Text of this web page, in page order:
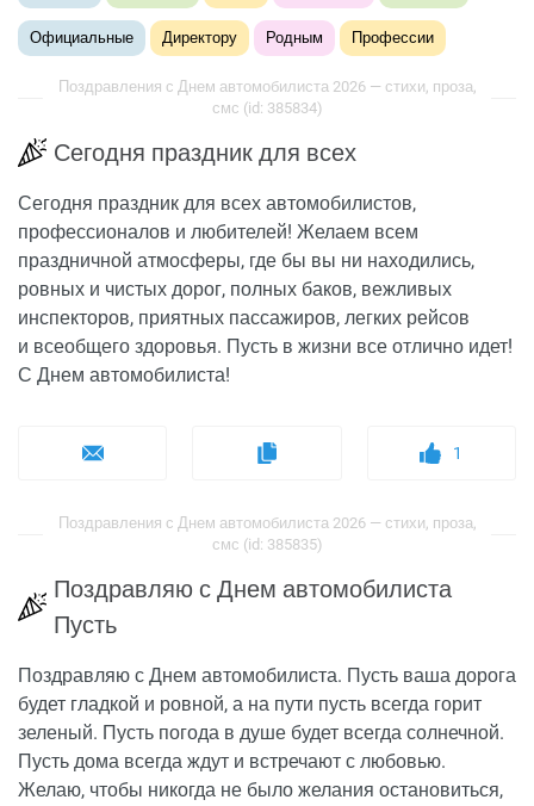
Официальные Директору Родным Профессии
Поздравления с Днем автомобилиста 2026 — стихи, проза,
смс (id: 385834)
Сегодня праздник для всех
Сегодня праздник для всех автомобилистов,
профессионалов и любителей! Желаем всем
праздничной атмосферы, где бы вы ни находились,
ровных и чистых дорог, полных баков, вежливых
инспекторов, приятных пассажиров, легких рейсов
и всеобщего здоровья. Пусть в жизни все отлично идет!
С Днем автомобилиста!
1
Поздравления с Днем автомобилиста 2026 — стихи, проза,
смс (id: 385835)
Поздравляю с Днем автомобилиста
Пусть
Поздравляю с Днем автомобилиста. Пусть ваша дорога
будет гладкой и ровной, а на пути пусть всегда горит
зеленый. Пусть погода в душе будет всегда солнечной.
Пусть дома всегда ждут и встречают с любовью.
Желаю, чтобы никогда не было желания остановиться,